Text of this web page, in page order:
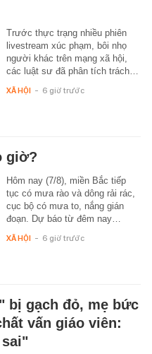
Trước thực trạng nhiều phiên
livestream xúc phạm, bôi nhọ
người khác trên mạng xã hội,
các luật sư đã phân tích trách…
XÃ HỘI - 6 giờ trước
giờ?
Hôm nay (7/8), miền Bắc tiếp
tục có mưa rào và dông rải rác,
cục bộ có mưa to, nắng gián
đoạn. Dự báo từ đêm nay…
XÃ HỘI - 6 giờ trước
bị gạch đỏ, mẹ bức
vấn giáo viên:
sai"